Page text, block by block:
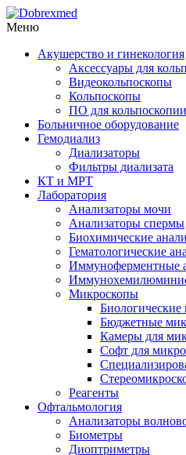
Меню
Акушерство и гинекология
Аксессуары для
Видеокольпоскопы
Кольпоскопы
ПО для кольпоскопии
Больничное оборудование
Гемодиализ
Диализаторы
Фильтры диализата
КТ и МРТ
Лаборатория
Анализаторы мочи
Анализаторы спермы
Биохимические
Гематологические
Иммуноферментные
Микроскопы
Бюджетные
Камеры для
Софт для
Реагенты
Офтальмология
Анализаторы
Биометры
Диоптриметры